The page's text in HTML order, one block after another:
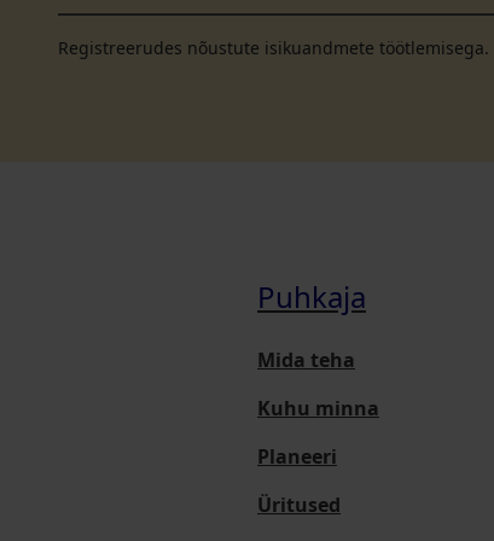
Registreerudes nõustute isikuandmete töötlemisega.
Puhkaja
Mida teha
Kuhu minna
Planeeri
Üritused